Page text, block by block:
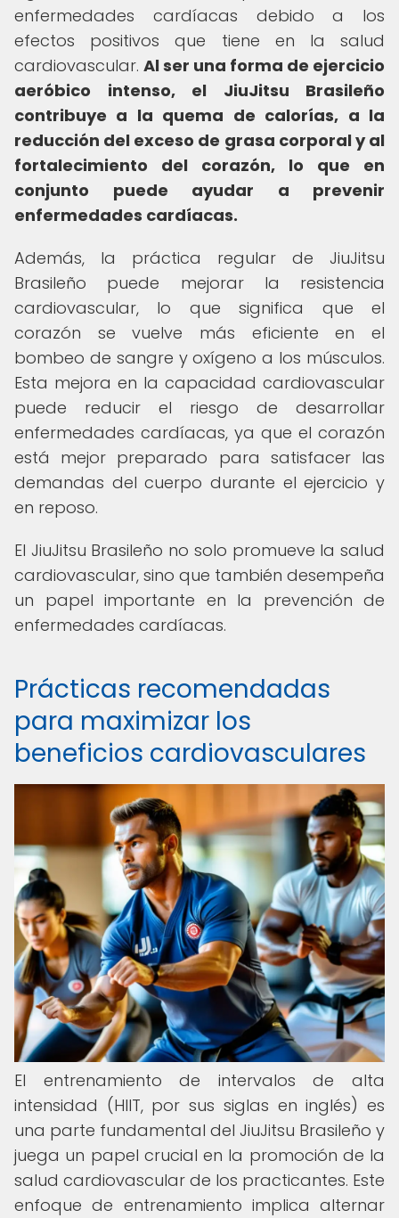
enfermedades cardíacas debido a los
efectos positivos que tiene en la salud
cardiovascular. Al ser una forma de ejercicio
aeróbico intenso, el JiuJitsu Brasileño
contribuye a la quema de calorías, a la
reducción del exceso de grasa corporal y al
fortalecimiento del corazón, lo que en
conjunto puede ayudar a prevenir
enfermedades cardíacas.
Además, la práctica regular de JiuJitsu
Brasileño puede mejorar la resistencia
cardiovascular, lo que significa que el
corazón se vuelve más eficiente en el
bombeo de sangre y oxígeno a los músculos.
Esta mejora en la capacidad cardiovascular
puede reducir el riesgo de desarrollar
enfermedades cardíacas, ya que el corazón
está mejor preparado para satisfacer las
demandas del cuerpo durante el ejercicio y
en reposo.
El JiuJitsu Brasileño no solo promueve la salud
cardiovascular, sino que también desempeña
un papel importante en la prevención de
enfermedades cardíacas.
Prácticas recomendadas
para maximizar los
beneficios cardiovasculares
El entrenamiento de intervalos de alta
intensidad (HIIT, por sus siglas en inglés) es
una parte fundamental del JiuJitsu Brasileño y
juega un papel crucial en la promoción de la
salud cardiovascular de los practicantes. Este
enfoque de entrenamiento implica alternar